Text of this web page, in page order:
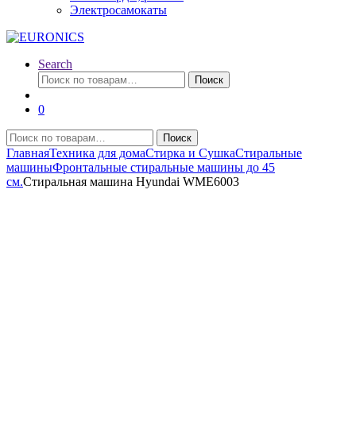
Электросамокаты
Search
Искать:
Поиск
0
Искать:
Поиск
ГлавнаяТехника для домаСтирка и СушкаСтиральные
машиныФронтальные стиральные машины до 45
см.Стиральная машина Hyundai WME6003